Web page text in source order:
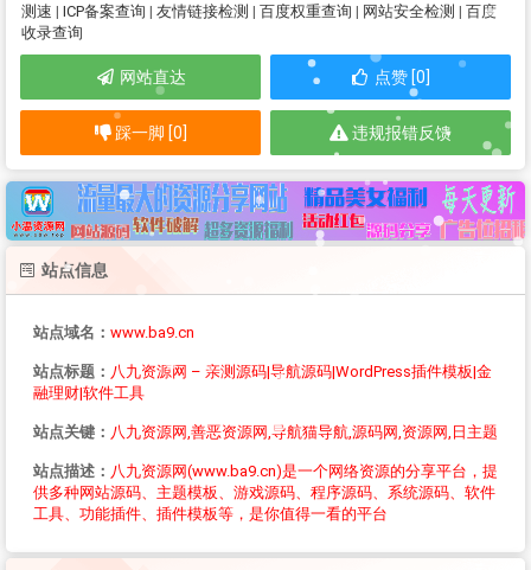
测速 | ICP备案查询 | 友情链接检测 | 百度权重查询 | 网站安全检测 | 百度
收录查询
网站直达 点赞 [0]
踩一脚 [0] 违规报错反馈
站点信息
站点域名： www.ba9.cn
站点标题： 八九资源网 – 亲测源码|导航源码|WordPress插件模板|金
融理财|软件工具
站点关键： 八九资源网,善恶资源网,导航猫导航,源码网,资源网,日主题
站点描述： 八九资源网(www.ba9.cn)是一个网络资源的分享平台，提
供多种网站源码、主题模板、游戏源码、程序源码、系统源码、软件
工具、功能插件、插件模板等，是你值得一看的平台